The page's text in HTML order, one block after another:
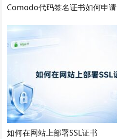
Comodo代码签名证书如何申请
如何在网站上部署SSL证书